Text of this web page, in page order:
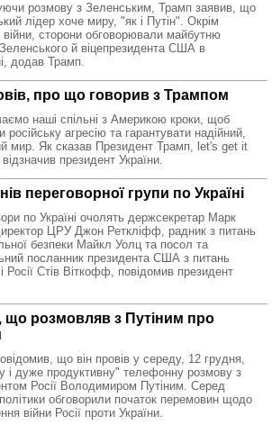
розмову з Зеленським, Трамп заявив, що
лідер хоче миру, "як і Путін". Окрім
війни, сторони обговорювали майбутню
Зеленського й віцепрезидента США в
додав Трамп.
про що говорив з Трампом
наші спільні з Америкою кроки, щоб
російську агресію та гарантувати надійний,
мир. Як сказав Президент Трамп, let's get it
президент України.
переговорної групи по Україні
по Україні очолять держсекретар Марк
ЦРУ Джон Реткліфф, радник з питань
безпеки Майкл Уолц та посол та
посланник президента США з питань
Росії Стів Віткофф, повідомив президент
що розмовляв з Путіним про
що він провів у середу, 12 грудня,
і дуже продуктивну" телефонну розмову з
Росії Володимиром Путіним. Серед
обговорили початок перемовин щодо
війни Росії проти України.